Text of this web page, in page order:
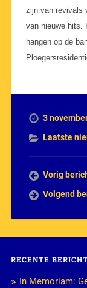
zijn van revivals
van nieuwe hits.
hangen op de
3
Laatste
Vorig
Volgend
RECENTE
In Memoriam: